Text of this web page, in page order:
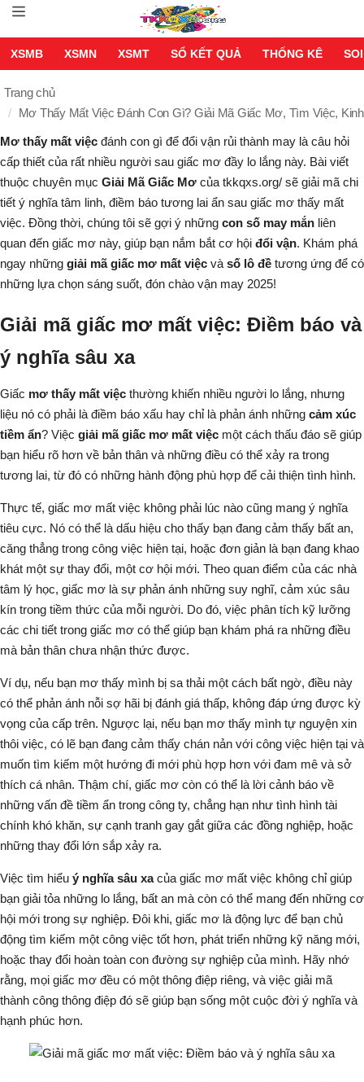
XSMB XSMN XSMT SỔ KẾT QUẢ THỐNG KÊ
Trang chủ
Mơ Thấy Mất Việc Đánh Con Gì? Giải Mã Giấc Mơ, Tìm Việc,
Mơ thấy mất việc đánh con gì để đổi vận rủi thành may là câu hỏi
cấp thiết của rất nhiều người sau giấc mơ đầy lo lắng này. Bài viết
thuộc chuyên mục Giải Mã Giấc Mơ của tkkqxs.org/ sẽ giải mã chi
tiết ý nghĩa tâm linh, điềm báo tương lai ẩn sau giấc mơ thấy mất
việc. Đồng thời, chúng tôi sẽ gợi ý những con số may mắn liên
quan đến giấc mơ này, giúp bạn nắm bắt cơ hội đổi vận. Khám phá
ngay những giải mã giấc mơ mất việc và số lô đề tương ứng để có
những lựa chọn sáng suốt, đón chào vận may 2025!
Giải mã giấc mơ mất việc: Điềm báo và
ý nghĩa sâu xa
Giấc mơ thấy mất việc thường khiến nhiều người lo lắng, nhưng
liệu nó có phải là điềm báo xấu hay chỉ là phản ánh những cảm xúc
tiềm ẩn? Việc giải mã giấc mơ mất việc một cách thấu đáo sẽ giúp
bạn hiểu rõ hơn về bản thân và những điều có thể xảy ra trong
tương lai, từ đó có những hành động phù hợp để cải thiện tình hình.
Thực tế, giấc mơ mất việc không phải lúc nào cũng mang ý nghĩa
tiêu cực. Nó có thể là dấu hiệu cho thấy bạn đang cảm thấy bất an,
căng thẳng trong công việc hiện tại, hoặc đơn giản là bạn đang khao
khát một sự thay đổi, một cơ hội mới. Theo quan điểm của các nhà
tâm lý học, giấc mơ là sự phản ánh những suy nghĩ, cảm xúc sâu
kín trong tiềm thức của mỗi người. Do đó, việc phân tích kỹ lưỡng
các chi tiết trong giấc mơ có thể giúp bạn khám phá ra những điều
mà bản thân chưa nhận thức được.
Ví dụ, nếu bạn mơ thấy mình bị sa thải một cách bất ngờ, điều này
có thể phản ánh nỗi sợ hãi bị đánh giá thấp, không đáp ứng được kỳ
vọng của cấp trên. Ngược lại, nếu bạn mơ thấy mình tự nguyện xin
thôi việc, có lẽ bạn đang cảm thấy chán nản với công việc hiện tại và
muốn tìm kiếm một hướng đi mới phù hợp hơn với đam mê và sở
thích cá nhân. Thậm chí, giấc mơ còn có thể là lời cảnh báo về
những vấn đề tiềm ẩn trong công ty, chẳng hạn như tình hình tài
chính khó khăn, sự cạnh tranh gay gắt giữa các đồng nghiệp, hoặc
những thay đổi lớn sắp xảy ra.
Việc tìm hiểu ý nghĩa sâu xacủa giấc mơ mất việc không chỉ giúp
bạn giải tỏa những lo lắng, bất an mà còn có thể mang đến những cơ
hội mới trong sự nghiệp. Đôi khi, giấc mơ là động lực để bạn chủ
động tìm kiếm một công việc tốt hơn, phát triển những kỹ năng mới,
hoặc thay đổi hoàn toàn con đường sự nghiệp của mình. Hãy nhớ
rằng, mọi giấc mơ đều có một thông điệp riêng, và việc giải mã
thành công thông điệp đó sẽ giúp bạn sống một cuộc đời ý nghĩa và
hạnh phúc hơn.